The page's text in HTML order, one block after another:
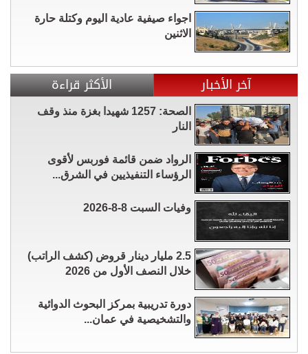
اجواء صيفية عادية اليوم وكتلة حارة
الاثنين
آخر الأخبار الأكثر قراءة
الصحة: 1257 شهيدا بغزة منذ وقف
النار
الرواد ضمن قائمة فوربس لأقوى
الرؤساء التنفيذيين في الشرق...
وفيات السبت 8-8-2026
2.5 مليار دينار قروض (كشف الراتب)
خلال النصف الأول من 2026
دورة تدريبية بمركز البحوث الدوائية
والتشخيصية في عمان...